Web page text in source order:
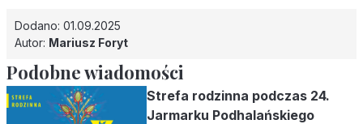
Dodano: 01.09.2025
Autor: Mariusz Foryt
Podobne wiadomości
Strefa rodzinna podczas 24.
Jarmarku Podhalańskiego